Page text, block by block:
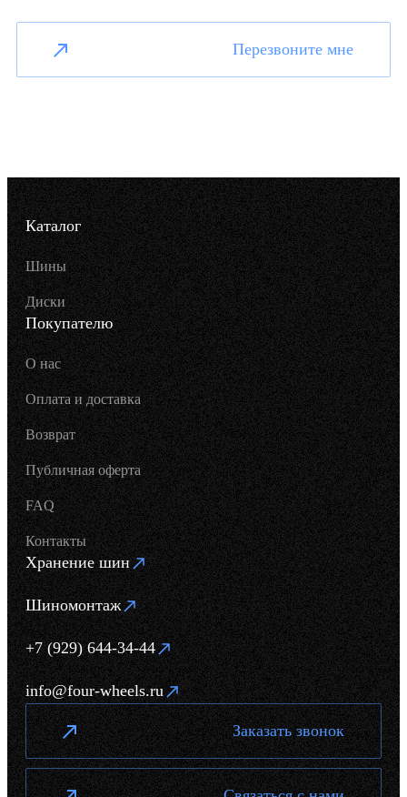
Перезвоните мне
Каталог
Шины
Диски
Покупателю
О нас
Оплата и доставка
Возврат
Публичная оферта
FAQ
Контакты
Хранение шин
Шиномонтаж
+7 (929) 644-34-44
info@four-wheels.ru
Заказать звонок